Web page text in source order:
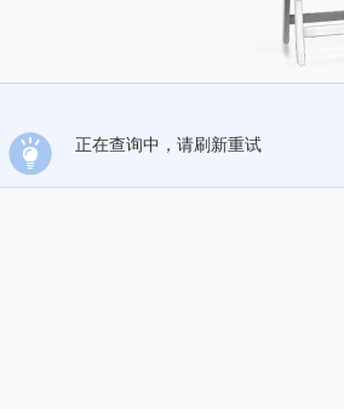
正在查询中，请刷新重试